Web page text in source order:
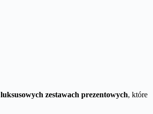
luksusowych zestawach prezentowych, które